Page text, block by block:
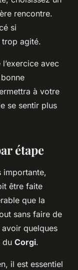
rencontre.
si
trop agité.
avec
à votre
se sentir plus
étape
importante,
être faite
que la
sans faire de
quelques
du Corgi.
il est essentiel